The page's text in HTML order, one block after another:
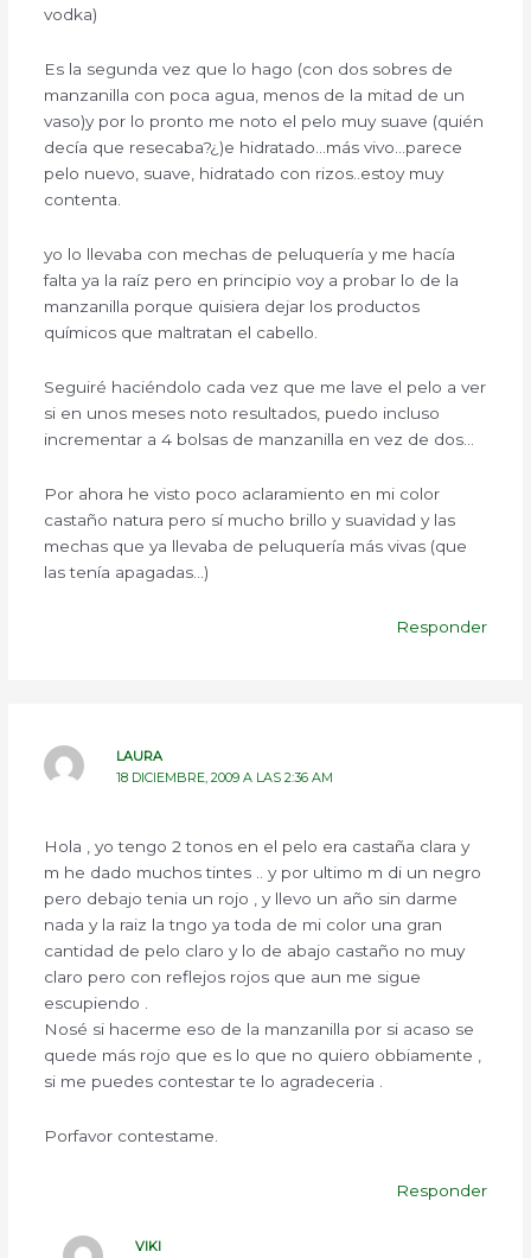
vodka)
Es la segunda vez que lo hago (con dos sobres de
manzanilla con poca agua, menos de la mitad de un
vaso)y por lo pronto me noto el pelo muy suave (quién
decía que resecaba?¿)e hidratado…más vivo…parece
pelo nuevo, suave, hidratado con rizos..estoy muy
contenta.
yo lo llevaba con mechas de peluquería y me hacía
falta ya la raíz pero en principio voy a probar lo de la
manzanilla porque quisiera dejar los productos
químicos que maltratan el cabello.
Seguiré haciéndolo cada vez que me lave el pelo a ver
si en unos meses noto resultados, puedo incluso
incrementar a 4 bolsas de manzanilla en vez de dos…
Por ahora he visto poco aclaramiento en mi color
castaño natura pero sí mucho brillo y suavidad y las
mechas que ya llevaba de peluquería más vivas (que
las tenía apagadas…)
Responder
LAURA
18 DICIEMBRE, 2009 A LAS 2:36 AM
Hola , yo tengo 2 tonos en el pelo era castaña clara y
m he dado muchos tintes .. y por ultimo m di un negro
pero debajo tenia un rojo , y llevo un año sin darme
nada y la raiz la tngo ya toda de mi color una gran
cantidad de pelo claro y lo de abajo castaño no muy
claro pero con reflejos rojos que aun me sigue
escupiendo .
Nosé si hacerme eso de la manzanilla por si acaso se
quede más rojo que es lo que no quiero obbiamente ,
si me puedes contestar te lo agradeceria .
Porfavor contestame.
Responder
VIKI